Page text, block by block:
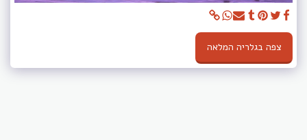
צפה בגלריה המלאה